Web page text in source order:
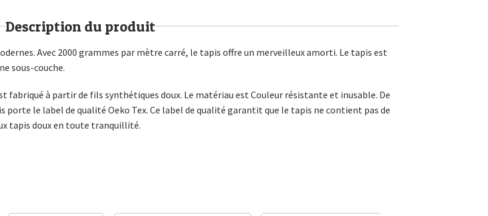
Description du produit
Avec 2000 grammes par mètre carré, le tapis offre un merveilleux amorti. Le tapis est
sous-couche.
fabriqué à partir de fils synthétiques doux. Le matériau est Couleur résistante et inusable. De
le label de qualité Oeko Tex. Ce label de qualité garantit que le tapis ne contient pas de
tapis doux en toute tranquillité.